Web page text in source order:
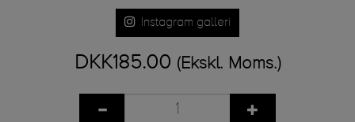
Instagram galleri
DKK185.00 (Ekskl. Moms.)